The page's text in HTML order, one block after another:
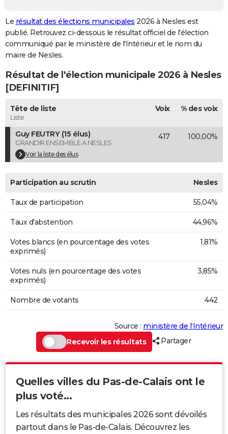
GUIDES D'ACHAT
BONS PLANS
CARTE DE VOEUX
Carte de Noël
Carte Bonne année
Carte Saint-Valentin
Carte Pâques
Carte d'anniversaire
DICTIONNAIRE
Dictionnaire
Biographies
Citations
Expressions
Proverbes
PROGRAMME TV
COPAINS D'AVANT
S'inscrire
Se connecter
Lycées
Collèges
Primaires
Universités
Entreprises
Service militaire
Avis de recherche
AVIS DE DÉCÈS
FORUM
Le résultat des élections municipales 2026 à Nesles est
publié. Retrouvez ci-dessous le résultat officiel de l'élection
communiqué par le ministère de l'Intérieur et le nom du
maire de Nesles.
Résultat de l'élection municipale 2026 à Nesles
[DEFINITIF]
Tête de liste
Liste
Voix % des voix
Guy FEUTRY (15 élus)
GRANDIR ENSEMBLE A NESLES
Voir la liste des élus
417 100,00%
Participation au scrutin Nesles
Taux de participation 55,04%
Taux d'abstention 44,96%
Votes blancs (en pourcentage des votes
exprimés)
1,81%
Votes nuls (en pourcentage des votes
exprimés)
3,85%
Nombre de votants 442
Source : ministère de l’Intérieur
Recevoir les résultats
Partager
Quelles villes du Pas-de-Calais ont le
plus voté...
Les résultats des municipales 2026 sont dévoilés
partout dans le Pas-de-Calais. Découvrez les